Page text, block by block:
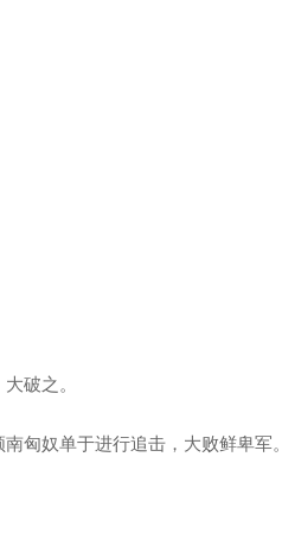
破之。
奴单于进行追击，大败鲜卑军。